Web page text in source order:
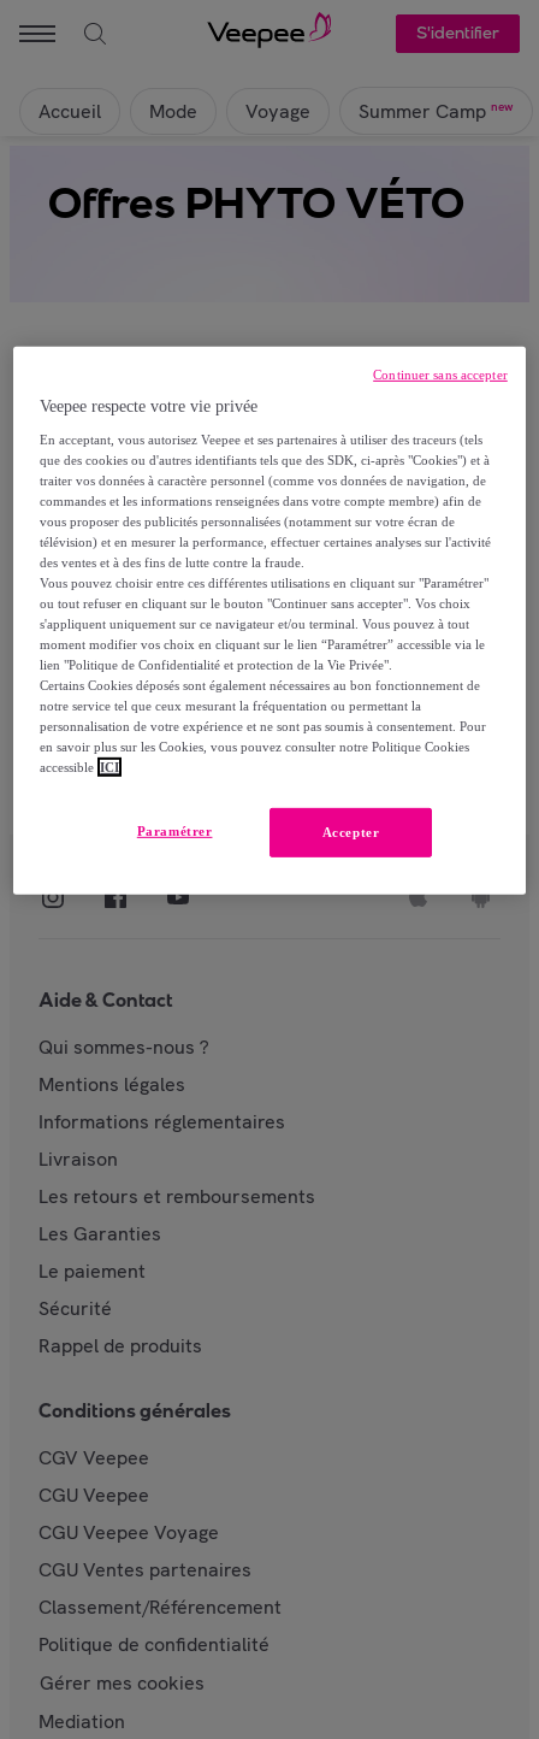
S'identifier
Accueil Mode Voyage Summer Camp new
Offres PHYTO VÉTO
Ça alors, aucun produit n’est actuellement
visible sur cette page
Rejoignez-nous et découvrez les articles réservés à
nos membres.
S'identifier
Aide & Contact
Qui sommes-nous ?
Mentions légales
Informations réglementaires
Livraison
Les retours et remboursements
Les Garanties
Le paiement
Sécurité
Rappel de produits
Conditions générales
CGV Veepee
CGU Veepee
CGU Veepee Voyage
CGU Ventes partenaires
Classement/Référencement
Politique de confidentialité
Gérer mes cookies
Mediation
Veepee respecte votre vie privée
En acceptant, vous autorisez Veepee et ses partenaires à utiliser des traceurs (tels
que des cookies ou d'autres identifiants tels que des SDK, ci-après "Cookies") et à
traiter vos données à caractère personnel (comme vos données de navigation, de
commandes et les informations renseignées dans votre compte membre) afin de
vous proposer des publicités personnalisées (notamment sur votre écran de
télévision) et en mesurer la performance, effectuer certaines analyses sur l'activité
des ventes et à des fins de lutte contre la fraude.
Vous pouvez choisir entre ces différentes utilisations en cliquant sur "Paramétrer"
ou tout refuser en cliquant sur le bouton "Continuer sans accepter". Vos choix
s'appliquent uniquement sur ce navigateur et/ou terminal. Vous pouvez à tout
moment modifier vos choix en cliquant sur le lien “Paramétrer” accessible via le
lien "Politique de Confidentialité et protection de la Vie Privée".
Certains Cookies déposés sont également nécessaires au bon fonctionnement de
notre service tel que ceux mesurant la fréquentation ou permettant la
personnalisation de votre expérience et ne sont pas soumis à consentement. Pour
en savoir plus sur les Cookies, vous pouvez consulter notre Politique Cookies
accessible ICI
Accepter
Paramétrer
Continuer sans accepter